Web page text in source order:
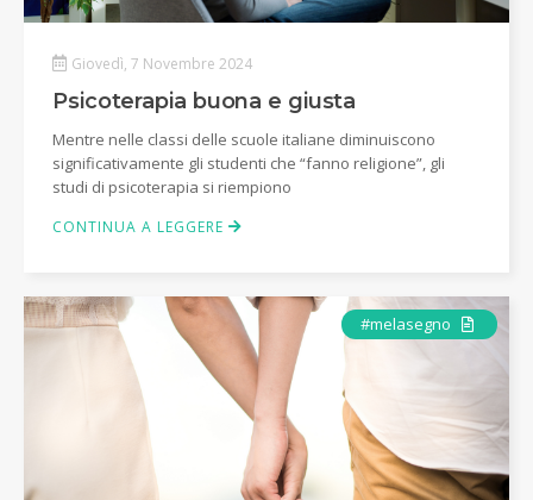
Giovedì, 7 Novembre 2024
Psicoterapia buona e giusta
Mentre nelle classi delle scuole italiane diminuiscono
significativamente gli studenti che “fanno religione”, gli
studi di psicoterapia si riempiono
CONTINUA A LEGGERE
#melasegno Articolo